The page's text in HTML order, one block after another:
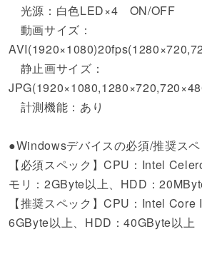
光源：白色LED×4 ON/OFF
動画サイズ：
静止画サイズ：
計測機能：あり
●Windowsデバイスの必須/推奨スペ
【必須スペック】CPU：Intel
モリ：2GByte以上、HDD：
【推奨スペック】CPU：Intel Core
6GByte以上、HDD：40GByte以上